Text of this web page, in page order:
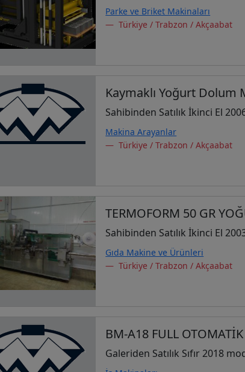
Parke ve Briket Makinaları
Türkiye / Trabzon / Akçaabat
Kaymaklı Yoğurt Dolum
Sahibinden Satılık İkinci El
Makina Arayanlar
Türkiye / Trabzon / Akçaabat
TERMOFORM 50 GR
Sahibinden Satılık İkinci El
Gıda Makine ve Ürünleri
Türkiye / Trabzon / Akçaabat
BM-A18 FULL
Galeriden Satılık Sıfır 2018